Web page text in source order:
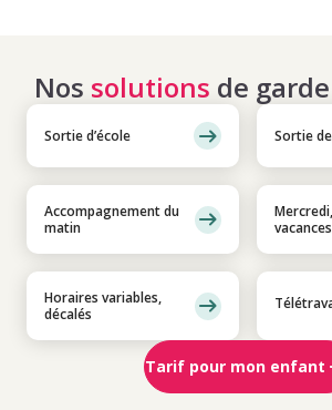
Nos solutions de
Sortie d’école Sortie
Accompagnement du
matin
vacances
Horaires variables,
décalés
Tarif pour mon enfant